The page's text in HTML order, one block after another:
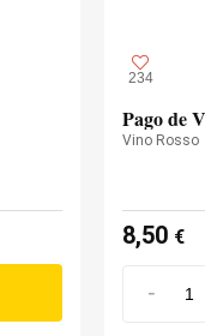
234
Pago de
Vino Rosso
8,50 €
-